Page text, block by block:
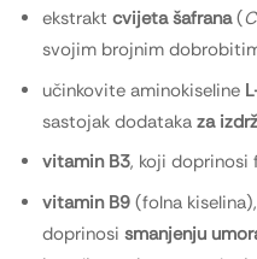
ekstrakt cvijeta šafrana(
svojim brojnim
učinkovite aminokiseline
sastojak dodataka za
vitamin B3, koji doprinosi
vitamin B9 (folna
doprinosi smanjenju